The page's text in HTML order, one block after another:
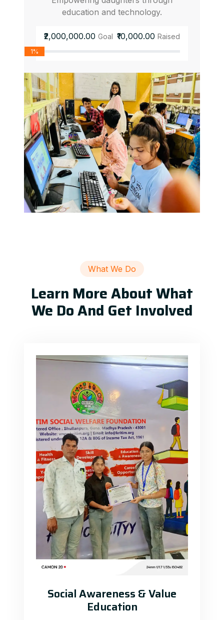
education and technology.
₹2,000,000.00 Goal ₹10,000.00 Raised
1%
What We Do
Learn More About What
We Do And Get Involved
Social Awareness & Value
Education